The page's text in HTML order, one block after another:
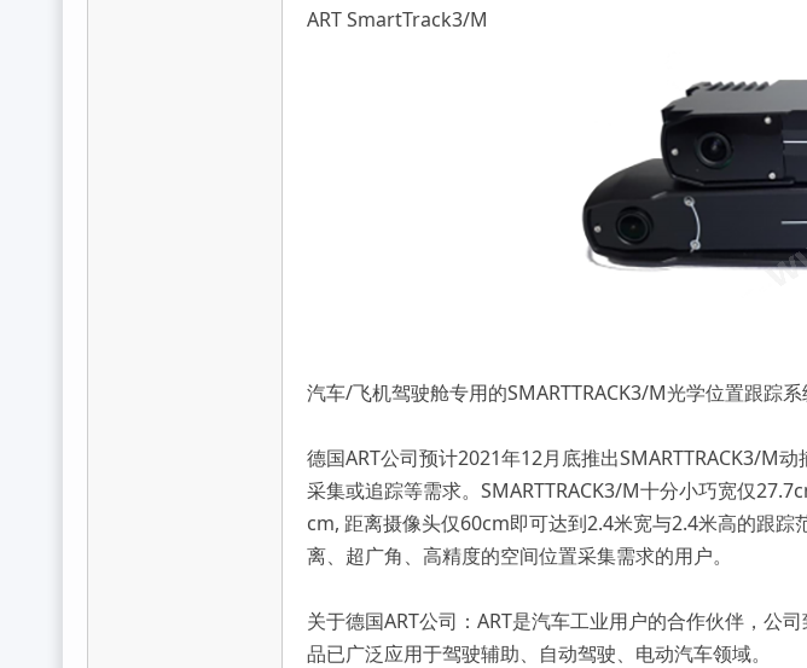
ART SmartTrack3/M
汽车/飞机驾驶舱专用的SMARTTRACK3/M光学位置跟踪系
德国ART公司预计2021年12月底推出SMARTTRACK3/M
采集或追踪等需求。SMARTTRACK3/M十分小巧宽仅
cm, 距离摄像头仅60cm即可达到2.4米宽与2.4米高的跟
离、超广角、高精度的空间位置采集需求的用户。
关于德国ART公司：ART是汽车工业用户的合作伙伴，公
品已广泛应用于驾驶辅助、自动驾驶、电动汽车领域。